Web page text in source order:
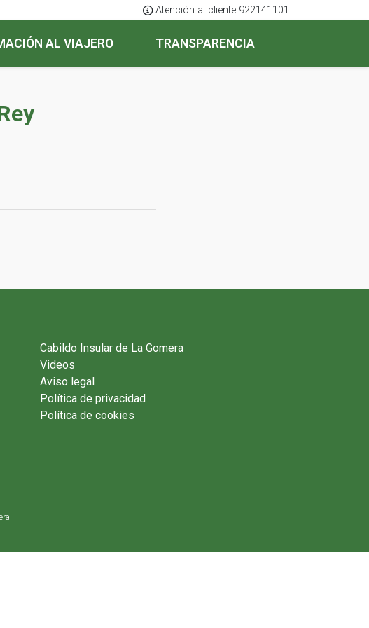
Atención al cliente 922141101
AL VIAJERO TRANSPARENCIA
Cabildo Insular de La Gomera
Videos
Aviso legal
Política de privacidad
Política de cookies